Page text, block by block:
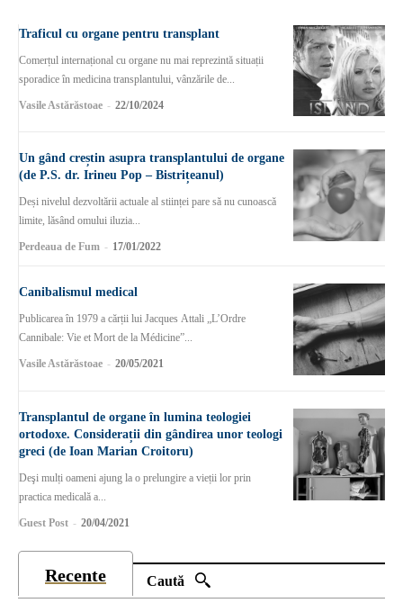
Traficul cu organe pentru transplant
Comerțul internațional cu organe nu mai reprezintă situații
sporadice în medicina transplantului, vânzările de...
Vasile Astărăstoae - 22/10/2024
Un gând creștin asupra transplantului de organe
(de P.S. dr. Irineu Pop – Bistrițeanul)
Deși nivelul dezvoltării actuale al stiinței pare să nu cunoască
limite, lăsând omului iluzia...
Perdeaua de Fum - 17/01/2022
Canibalismul medical
Publicarea în 1979 a cărții lui Jacques Attali „L’Ordre
Cannibale: Vie et Mort de la Médicine”...
Vasile Astărăstoae - 20/05/2021
Transplantul de organe în lumina teologiei
ortodoxe. Considerații din gândirea unor teologi
greci (de Ioan Marian Croitoru)
Deşi mulți oameni ajung la o prelungire a vieții lor prin
practica medicală a...
Guest Post - 20/04/2021
Recente Caută